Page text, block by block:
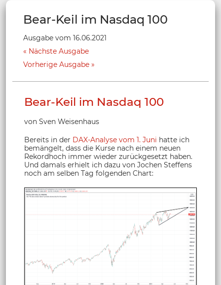
Bear-Keil im Nasdaq 100
Ausgabe vom 16.06.2021
Nächste Ausgabe
Vorherige Ausgabe
Bear-Keil im Nasdaq 100
von Sven Weisenhaus
Bereits in der DAX-Analyse vom 1. Juni hatte ich
bemängelt, dass die Kurse nach einem neuen
Rekordhoch immer wieder zurückgesetzt haben.
Und damals erhielt ich dazu von Jochen Steffens
noch am selben Tag folgenden Chart: